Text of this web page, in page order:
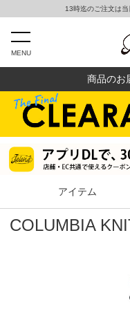
13時迄のご注文は
MENU
商品のお
アイテム
COLUMBIA